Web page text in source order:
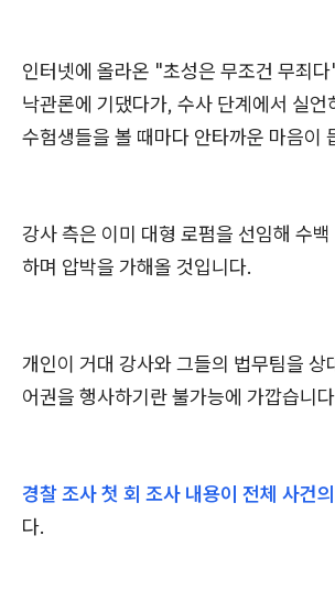
인터넷에 올라온 "초성은 무조건 무죄
낙관론에 기댔다가, 수사 단계에서 실언
수험생들을 볼 때마다 안타까운 마음이
강사 측은 이미 대형 로펌을 선임해 수
하며 압박을 가해올 것입니다.
개인이 거대 강사와 그들의 법무팀을 상
어권을 행사하기란 불가능에 가깝습니
경찰 조사 첫 회 조사 내용이 전체 사건
다.